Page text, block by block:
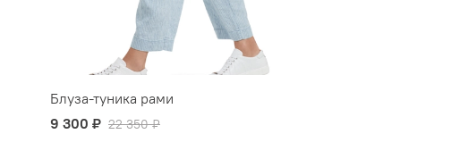
Блуза-туника рами
9 300 ₽ 22 350 ₽